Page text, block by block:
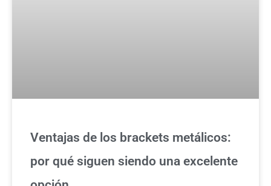
Ventajas de los brackets metálicos:
por qué siguen siendo una excelente